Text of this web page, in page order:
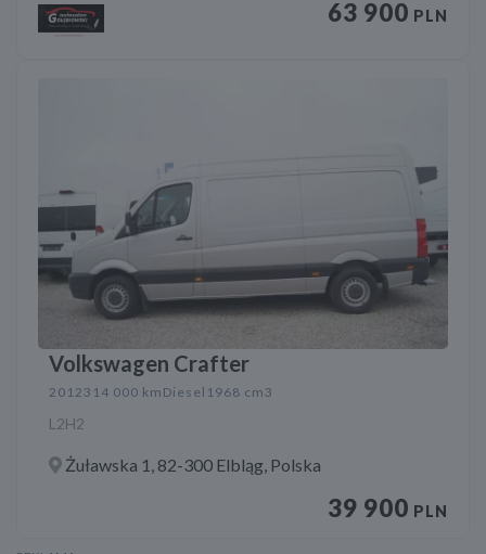
63 900 PLN
Volkswagen Crafter
2012314 000 km Diesel 1968 cm3
L2H2
Żuławska 1, 82-300 Elbląg, Polska
39 900 PLN